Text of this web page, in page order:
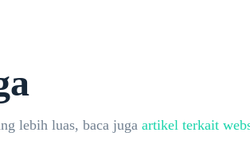
lebih luas, baca juga artikel terkait